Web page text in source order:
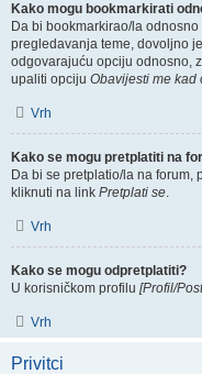
Kako mogu bookmarkirati
Da bi bookmarkirao/la
pregledavanja teme, dovoljno
odgovarajuću opciju odnosno,
upaliti opciju Obavijesti me kad
Vrh
Kako se mogu pretplatiti na
Da bi se pretplatio/la na
kliknuti na link Pretplati se.
Vrh
Kako se mogu odpretplatiti?
U korisničkom profilu [Profil/
Vrh
Privitci